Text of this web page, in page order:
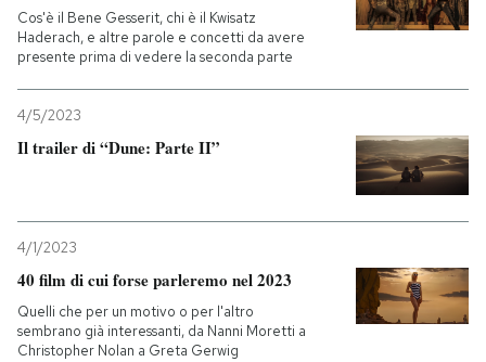
NEWSLETTER
SHOP
CALENDARIO
AREA PERSONALE
Entra
Cos'è il Bene Gesserit, chi è il Kwisatz
Haderach, e altre parole e concetti da avere
presente prima di vedere la seconda parte
4/5/2023
Il trailer di “Dune: Parte II”
4/1/2023
40 film di cui forse parleremo nel 2023
Quelli che per un motivo o per l'altro
sembrano già interessanti, da Nanni Moretti a
Christopher Nolan a Greta Gerwig